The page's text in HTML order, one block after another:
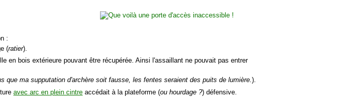
:
(ratier).
en bois extérieure pouvant être récupérée. Ainsi l'assaillant ne pouvait pas entrer
que ma supputation d'archère soit fausse, les fentes seraient des puits de lumière. ).
avec arc en plein cintre accédait à la plateforme (ou hourdage ?) défensive.